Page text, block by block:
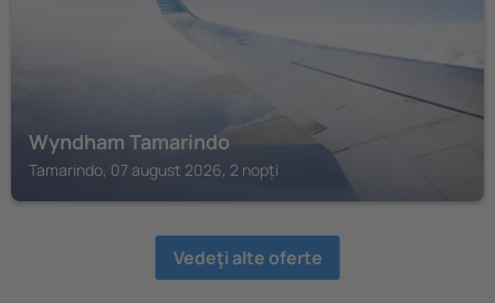
Wyndham Tamarindo
Tamarindo, 07 august 2026, 2 nopți
Vedeţi alte oferte